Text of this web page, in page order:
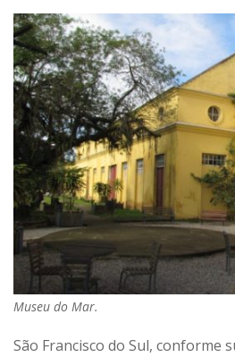
Museu do Mar.
São Francisco do Sul, conforme